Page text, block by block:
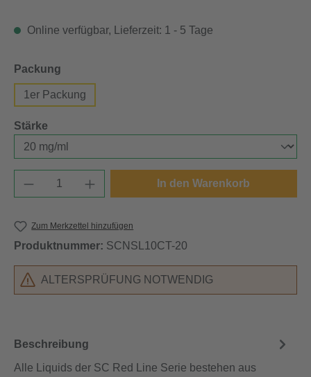
Online verfügbar, Lieferzeit: 1 - 5 Tage
Packung
1er Packung
Stärke
Produkt Anzahl: Gib den gewünschten
In den Warenkorb
Zum Merkzettel hinzufügen
Produktnummer: SCNSL10CT-20
ALTERSPRÜFUNG NOTWENDIG
Beschreibung
Alle Liquids der SC Red Line Serie bestehen aus